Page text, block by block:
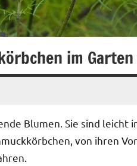
im
Blumen. Sie sind leicht
von ihren